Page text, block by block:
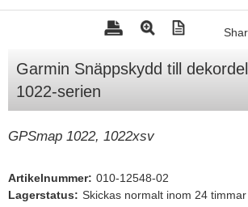
Mercury Servicedelar
Lowrance
Simrad
Båttillbehör
Garmin Snäppskydd till
1022-serien
GPSmap 1022, 1022xsv
Artikelnummer: 010-12548-02
Lagerstatus: Skickas normalt inom 24 timmar